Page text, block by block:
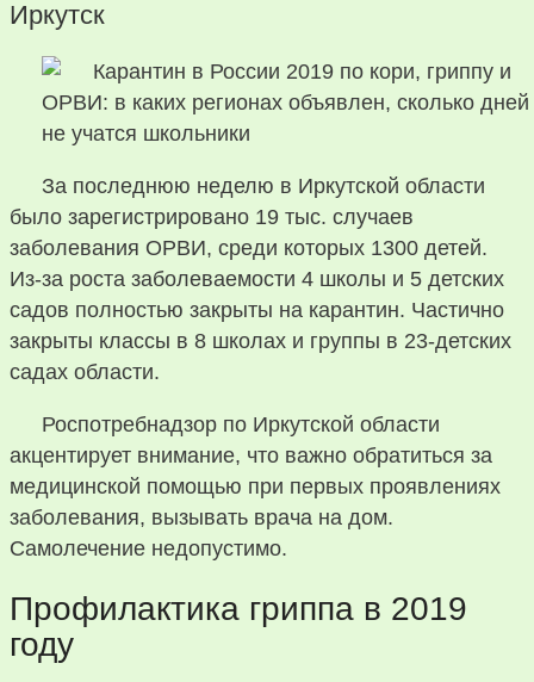
Иркутск
За последнюю неделю в Иркутской области
было зарегистрировано 19 тыс. случаев
заболевания ОРВИ, среди которых 1300 детей.
Из-за роста заболеваемости 4 школы и 5 детских
садов полностью закрыты на карантин. Частично
закрыты классы в 8 школах и группы в 23-детских
садах области.
Роспотребнадзор по Иркутской области
акцентирует внимание, что важно обратиться за
медицинской помощью при первых проявлениях
заболевания, вызывать врача на дом.
Самолечение недопустимо.
Профилактика гриппа в 2019
году